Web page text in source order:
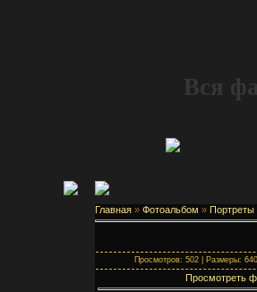
Вся
Главная » Фотоальбом » Портреты
Просмотров: 502 | Размеры:
Просмотреть